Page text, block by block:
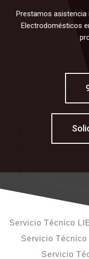
Prestamos asistencia
Electrodomésticos
Servicio Técnico
Servicio
Servicio